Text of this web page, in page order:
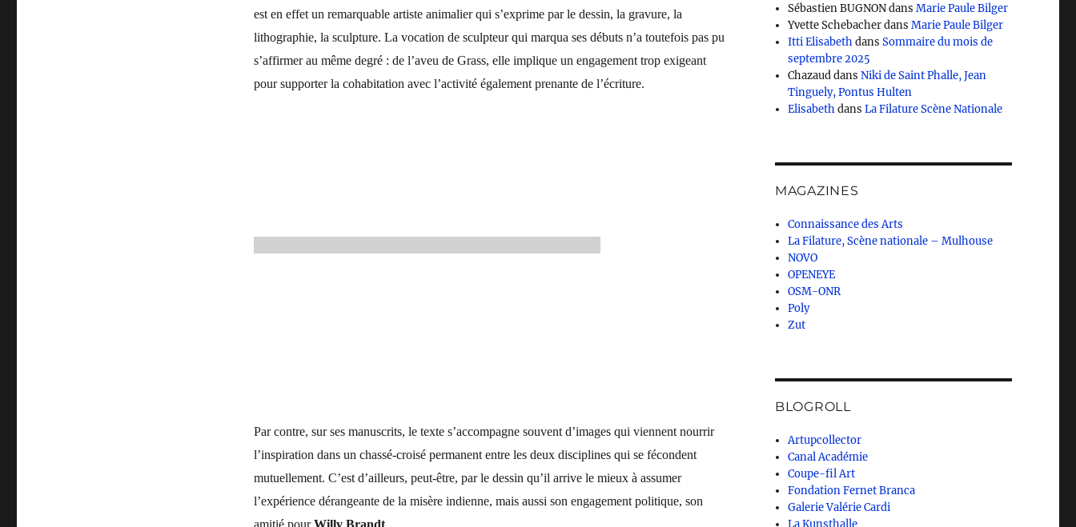
est en effet un remarquable artiste animalier qui s’exprime par le dessin, la gravure, la
lithographie, la sculpture. La vocation de sculpteur qui marqua ses débuts n’a toutefois pas pu
s’affirmer au même degré : de l’aveu de Grass, elle implique un engagement trop exigeant
pour supporter la cohabitation avec l’activité également prenante de l’écriture.
Par contre, sur ses manuscrits, le texte s’accompagne souvent d’images qui viennent nourrir
l’inspiration dans un chassé-croisé permanent entre les deux disciplines qui se fécondent
mutuellement. C’est d’ailleurs, peut-être, par le dessin qu’il arrive le mieux à assumer
l’expérience dérangeante de la misère indienne, mais aussi son engagement politique, son
Sébastien BUGNONdansMarie Paule Bilger
Yvette SchebacherdansMarie Paule Bilger
Itti ElisabethdansSommaire du mois de
septembre 2025
ChazauddansNiki de Saint Phalle, Jean
Tinguely, Pontus Hulten
ElisabethdansLa Filature Scène Nationale
MAGAZINES
Connaissance des Arts
La Filature, Scène nationale – Mulhouse
NOVO
OPENEYE
OSM-ONR
Poly
Zut
BLOGROLL
Artupcollector
Canal Académie
Coupe-fil Art
Fondation Fernet Branca
Galerie Valérie Cardi